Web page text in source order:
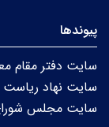
پیوندها
سایت دفتر مقام
سایت نهاد
سایت مجلس